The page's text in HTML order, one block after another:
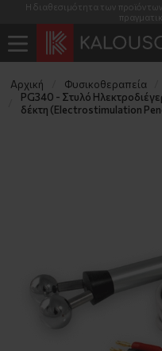
Η διαθεσιμότητα των
Αρχική Φυσικοθεραπεία
PG340 - Στυλό
δέκτη (Electrostimulation